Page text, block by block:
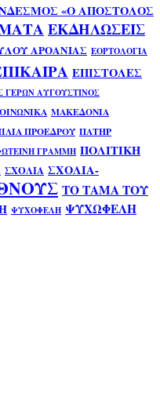
«Ο ΑΠΟΣΤΟΛΟΣ
ΕΚΔΗΛΩΣΕΙΣ
ΑΡΟΑΝΙΑΣ ΕΟΡΤΟΛΟΓΙΑ
ΕΠΙΣΤΟΛΕΣ
ΓΕΡΩΝ ΑΥΓΟΥΣΤΙΝΟΣ
ΜΑΚΕΔΟΝΙΑ
ΠΡΟΕΔΡΟΥ ΠΑΤΗΡ
ΓΡΑΜΜΗ ΠΟΛΙΤΙΚΗ
ΣΧΟΛΙΑ ΣΧΟΛΙΑ-
ΤΟ ΤΑΜΑ ΤΟΥ
ΨΥΧΟΦΕΛΗ ΨΥΧΩΦΕΛΗ